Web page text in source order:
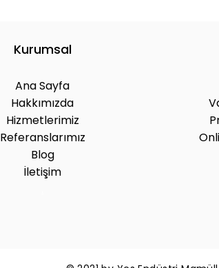
Kurumsal
Ana Sayfa
Hakkımızda
Hizmetlerimiz
Referanslarımız
Blog
İletişim